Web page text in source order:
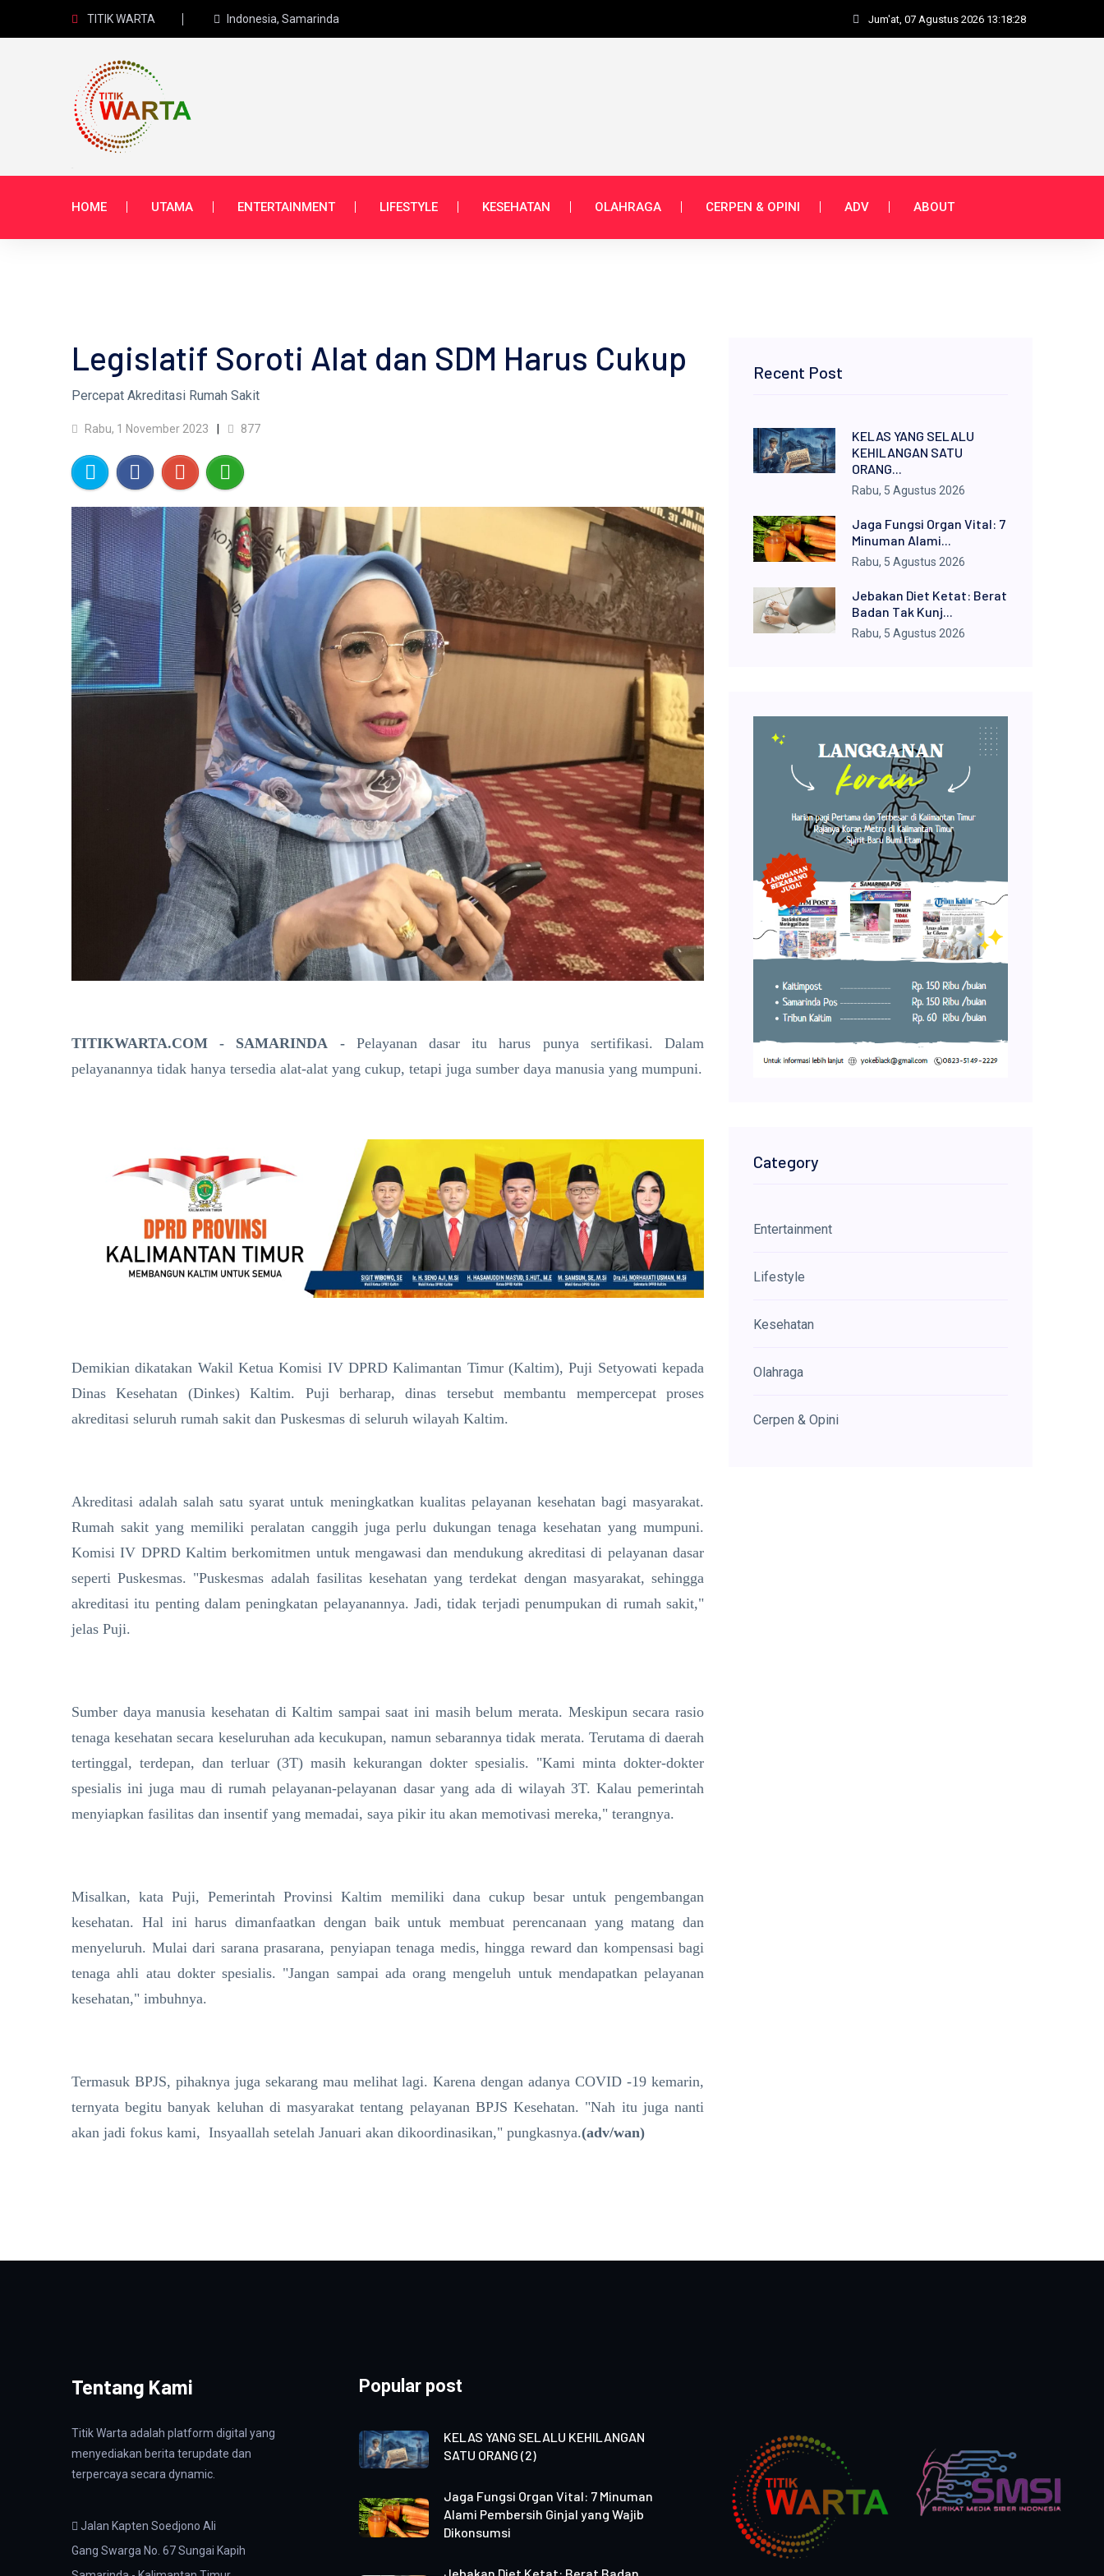
TITIK WARTA Indonesia, Samarinda Jum'at, 07 Agustus 2026 13:18:29
HOME UTAMA ENTERTAINMENT LIFESTYLE KESEHATAN OLAHRAGA CERPEN & OPINI ADV ABOUT
Legislatif Soroti Alat dan SDM Harus Cukup
Percepat Akreditasi Rumah Sakit
Rabu, 1 November 2023 877
TITIKWARTA.COM - SAMARINDA - Pelayanan dasar itu harus punya sertifikasi. Dalam
pelayanannya tidak hanya tersedia alat-alat yang cukup, tetapi juga sumber daya manusia yang mumpuni.
Demikian dikatakan Wakil Ketua Komisi IV DPRD Kalimantan Timur (Kaltim), Puji Setyowati kepada
Dinas Kesehatan (Dinkes) Kaltim. Puji berharap, dinas tersebut membantu mempercepat proses
akreditasi seluruh rumah sakit dan Puskesmas di seluruh wilayah Kaltim.
Akreditasi adalah salah satu syarat untuk meningkatkan kualitas pelayanan kesehatan bagi masyarakat.
Rumah sakit yang memiliki peralatan canggih juga perlu dukungan tenaga kesehatan yang mumpuni.
Komisi IV DPRD Kaltim berkomitmen untuk mengawasi dan mendukung akreditasi di pelayanan dasar
seperti Puskesmas. "Puskesmas adalah fasilitas kesehatan yang terdekat dengan masyarakat, sehingga
akreditasi itu penting dalam peningkatan pelayanannya. Jadi, tidak terjadi penumpukan di rumah sakit,"
jelas Puji.
Sumber daya manusia kesehatan di Kaltim sampai saat ini masih belum merata. Meskipun secara rasio
tenaga kesehatan secara keseluruhan ada kecukupan, namun sebarannya tidak merata. Terutama di daerah
tertinggal, terdepan, dan terluar (3T) masih kekurangan dokter spesialis. "Kami minta dokter-dokter
spesialis ini juga mau di rumah pelayanan-pelayanan dasar yang ada di wilayah 3T. Kalau pemerintah
menyiapkan fasilitas dan insentif yang memadai, saya pikir itu akan memotivasi mereka," terangnya.
Misalkan, kata Puji, Pemerintah Provinsi Kaltim memiliki dana cukup besar untuk pengembangan
kesehatan. Hal ini harus dimanfaatkan dengan baik untuk membuat perencanaan yang matang dan
menyeluruh. Mulai dari sarana prasarana, penyiapan tenaga medis, hingga reward dan kompensasi bagi
tenaga ahli atau dokter spesialis. "Jangan sampai ada orang mengeluh untuk mendapatkan pelayanan
kesehatan," imbuhnya.
Termasuk BPJS, pihaknya juga sekarang mau melihat lagi. Karena dengan adanya COVID -19 kemarin,
ternyata begitu banyak keluhan di masyarakat tentang pelayanan BPJS Kesehatan. "Nah itu juga nanti
akan jadi fokus kami, Insyaallah setelah Januari akan dikoordinasikan," pungkasnya.(adv/wan)
Recent Post
KELAS YANG SELALU
KEHILANGAN SATU
ORANG...
Rabu, 5 Agustus 2026
Jaga Fungsi Organ Vital: 7
Minuman Alami...
Rabu, 5 Agustus 2026
Jebakan Diet Ketat: Berat
Badan Tak Kunj...
Rabu, 5 Agustus 2026
Category
Entertainment
Lifestyle
Kesehatan
Olahraga
Cerpen & Opini
Tentang Kami
Titik Warta adalah platform digital yang
menyediakan berita terupdate dan
terpercaya secara dynamic.
Jalan Kapten Soedjono Ali
Gang Swarga No. 67 Sungai Kapih
Popular post
KELAS YANG SELALU KEHILANGAN
SATU ORANG (2)
Jaga Fungsi Organ Vital: 7 Minuman
Alami Pembersih Ginjal yang Wajib
Dikonsumsi